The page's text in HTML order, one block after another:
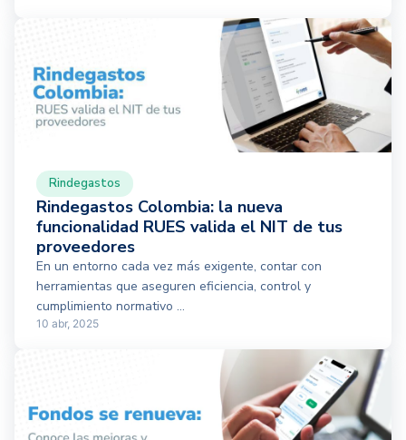
Rindegastos
Rindegastos Colombia: la nueva
funcionalidad RUES valida el NIT de tus
proveedores
En un entorno cada vez más exigente, contar con
herramientas que aseguren eficiencia, control y
cumplimiento normativo ...
10 abr, 2025